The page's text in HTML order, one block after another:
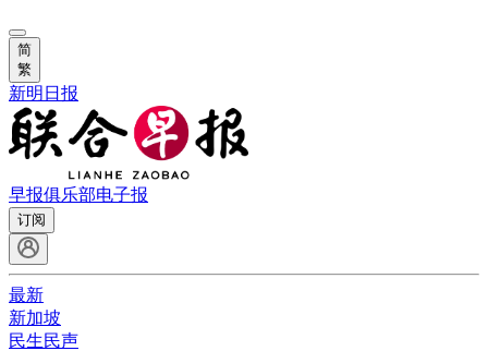
简
繁
新明日报
早报俱乐部电子报
订阅
最新
新加坡
民生民声